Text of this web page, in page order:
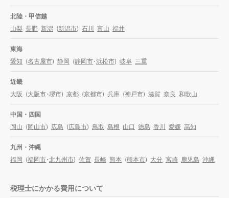
北陸・甲信越
山梨 長野 新潟 (新潟市) 石川 富山 福井
東海
愛知 (名古屋市) 静岡 (静岡市・浜松市) 岐阜 三重
近畿
大阪 (大阪市・堺市) 京都 (京都市) 兵庫 (神戸市) 滋賀 奈良 和歌山
中国・四国
岡山 (岡山市) 広島 (広島市) 鳥取 島根 山口 徳島 香川 愛媛 高知
九州・沖縄
福岡 (福岡市・北九州市) 佐賀 長崎 熊本 (熊本市) 大分 宮崎 鹿児島 沖縄
税理士にかかる費用について